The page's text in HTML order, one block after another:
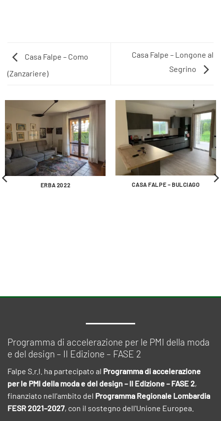
Casa Falpe – Como
(Zanzariere)
Casa Falpe – Longone al
Segrino
ERBA 2022 CASA FALPE – BULCIAGO
Programma di accelerazione per le PMI della moda
e del design – II Edizione – FASE 2
Falpe S.r.l. ha partecipato al Programma di accelerazione
per le PMI della moda e del design – II Edizione – FASE 2,
finanziato nell'ambito del Programma Regionale Lombardia
FESR 2021–2027, con il sostegno dell'Unione Europea.